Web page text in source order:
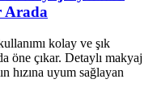
Arada
kolay ve şık
öne çıkar. Detaylı makyaj
hızına uyum sağlayan